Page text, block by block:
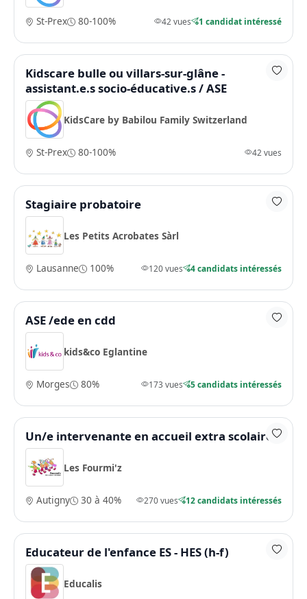
St-Prex 80-100% 42 vues 1 candidat intéressé
Kidscare bulle ou villars-sur-glâne -
assistant.e.s socio-éducative.s / ASE
KidsCare by Babilou Family Switzerland
St-Prex 80-100% 42 vues
Stagiaire probatoire
Les Petits Acrobates Sàrl
Lausanne 100% 120 vues 4 candidats intéressés
ASE /ede en cdd
kids&co Eglantine
Morges 80% 173 vues 5 candidats intéressés
Un/e intervenante en accueil extra scolaire
Les Fourmi'z
Autigny 30 à 40% 270 vues 12 candidats intéressés
Educateur de l'enfance ES - HES (h-f)
Educalis